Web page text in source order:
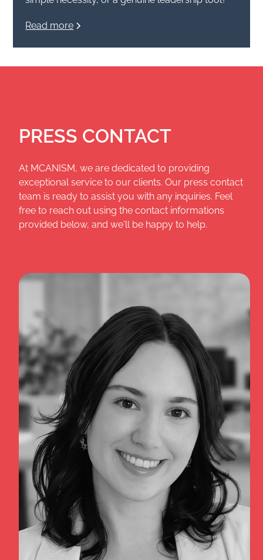
Read more
PRESS CONTACT
At MCANISM, we are dedicated to providing
exceptional service to our clients. Our press contact
team is ready to assist you with any inquiries. Feel
free to reach out using the contact informations
provided below, and we'll be happy to help.